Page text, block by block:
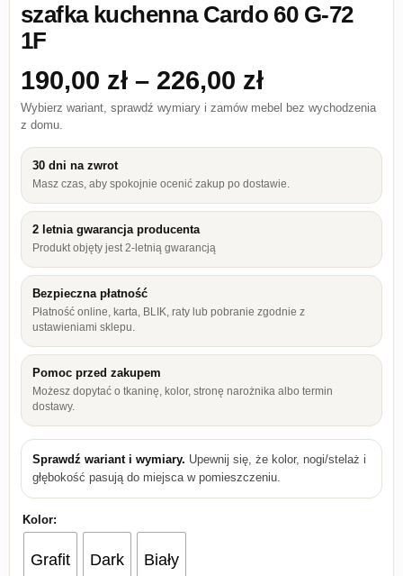
szafka kuchenna Cardo 60 G-72
1F
190,00 zł – 226,00 złZakres
Wybierz wariant, sprawdź wymiary i zamów mebel bez wychodzenia
z domu.
30 dni na zwrot
Masz czas, aby spokojnie ocenić zakup po dostawie.
2 letnia gwarancja producenta
Produkt objęty jest 2-letnią gwarancją
Bezpieczna płatność
Płatność online, karta, BLIK, raty lub pobranie zgodnie z
ustawieniami sklepu.
Pomoc przed zakupem
Możesz dopytać o tkaninę, kolor, stronę narożnika albo termin
dostawy.
Sprawdź wariant i wymiary. Upewnij się, że kolor, nogi/stelaż i
głębokość pasują do miejsca w pomieszczeniu.
Kolor:
Grafit Dark Biały